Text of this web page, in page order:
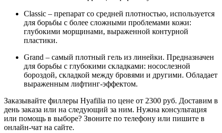
Classic – препарат со средней плотностью, используется
для борьбы с более сложными проблемами кожи:
глубокими морщинами, выраженной контурной
пластики.
Grand – самый плотный гель из линейки. Предназначен
для борьбы с глубокими складками: носослезной
бороздой, складкой между бровями и другими. Обладает
выраженным лифтинг-эффектом.
Заказывайте филлеры Hyafilia по цене от 2300 руб. Доставим в
день заказа или на следующий за ним. Нужна консультация
или помощь в выборе? Звоните по телефону или пишите в
онлайн-чат на сайте.